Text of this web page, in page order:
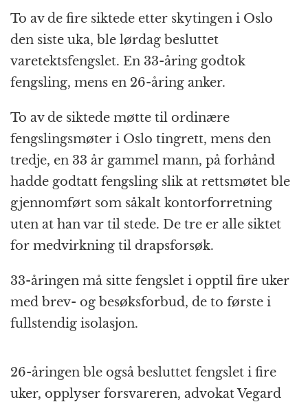
c
e
b
o
o
k
ss
e
n
g
e
r
at
s
A
p
p
a
p
c
h
at
e
g
r
a
m
n
t
ai
To av de fire siktede etter skytingen i Oslo
den siste uka, ble lørdag besluttet
varetektsfengslet. En 33-åring godtok
fengsling, mens en 26-åring anker.
To av de siktede møtte til ordinære
fengslingsmøter i Oslo tingrett, mens den
tredje, en 33 år gammel mann, på forhånd
hadde godtatt fengsling slik at rettsmøtet ble
gjennomført som såkalt kontorforretning
uten at han var til stede. De tre er alle siktet
for medvirkning til drapsforsøk.
33-åringen må sitte fengslet i opptil fire uker
med brev- og besøksforbud, de to første i
fullstendig isolasjon.
26-åringen ble også besluttet fengslet i fire
uker, opplyser forsvareren, advokat Vegard